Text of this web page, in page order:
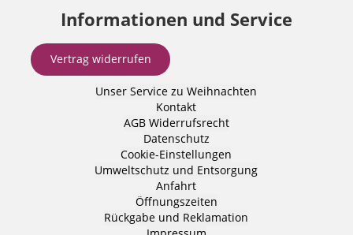
Informationen und Service
Vertrag widerrufen
Unser Service zu Weihnachten
Kontakt
AGB Widerrufsrecht
Datenschutz
Cookie-Einstellungen
Umweltschutz und Entsorgung
Anfahrt
Öffnungszeiten
Rückgabe und Reklamation